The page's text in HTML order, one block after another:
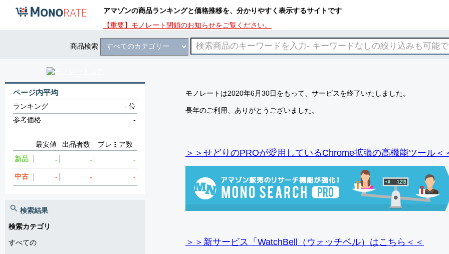
アマゾンの商品ランキングと価格推移を、分かりやすく表示するサイトです
【重要】モノレート閉鎖のお知らせをご覧ください。
商品検索
モノレートは2020年6月30日をもって、サービスを終了いたしました。
長年のご利用、ありがとうございました。
＞＞せどりのPROが愛用しているChrome拡張の高機能ツール＜
＞＞新サービス「WatchBell（ウォッチベル）はこちら＜＜
ページ内平均
ランキング -位
参考価格
-
最安値 出品者数
プレミア数
新品
- - -
中古 - - -
検索結果
検索カテゴリ
すべての